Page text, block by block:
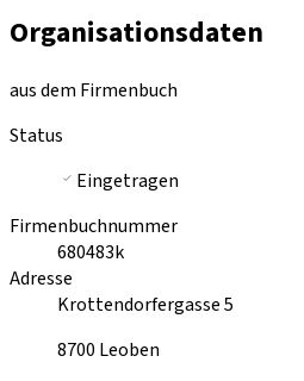
Organisationsdaten
aus dem Firmenbuch
Status
Eingetragen
Firmenbuchnummer
680483k
Adresse
Krottendorfergasse 5
8700 Leoben